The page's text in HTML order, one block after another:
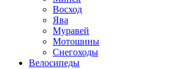
Восход
Ява
Муравей
Мотошины
Снегоходы
Велосипеды